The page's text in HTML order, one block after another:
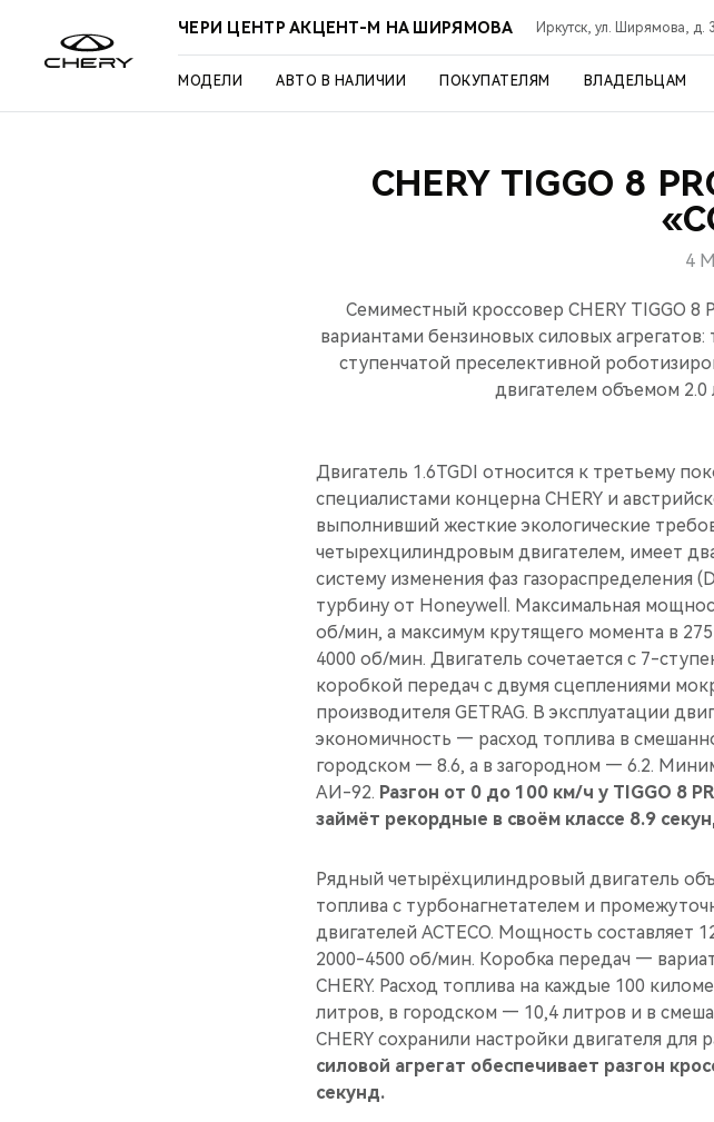
ЧЕРИ ЦЕНТР АКЦЕНТ-М НА ШИРЯМОВА Иркутск, ул. Ширямова, д.
МОДЕЛИ АВТО В НАЛИЧИИ ПОКУПАТЕЛЯМ ВЛАДЕЛЬЦАМ
CHERY TIGGO 8
4
Семиместный кроссовер CHERY TIGGO
вариантами бензиновых силовых
ступенчатой преселективной
двигателем объемом 2.0
Двигатель 1.6TGDI относится к третьему
специалистами концерна CHERY и
выполнивший жесткие экологические
четырехцилиндровым двигателем, имеет
систему изменения фаз газораспределения
турбину от Honeywell. Максимальная
об/мин, а максимум крутящего момента в
4000 об/мин. Двигатель сочетается с 7-
коробкой передач с двумя сцеплениями
производителя GETRAG. В эксплуатации
экономичность — расход топлива в
городском — 8.6, а в загородном — 6.2.
АИ-92. Разгон от 0 до 100 км/ч у TIGGO 8
займёт рекордные в своём классе 8.9
Рядный четырёхцилиндровый двигатель
топлива с турбонагнетателем и
двигателей ACTECO. Мощность
2000-4500 об/мин. Коробка передач —
CHERY. Расход топлива на каждые 100
литров, в городском — 10,4 литров и в
CHERY сохранили настройки двигателя
силовой агрегат обеспечивает разгон
секунд.